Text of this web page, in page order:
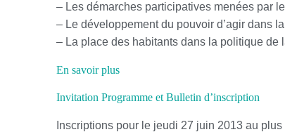
– Les démarches participatives menées par
– Le développement du pouvoir d’agir dans
– La place des habitants dans la politique de
En savoir plus
Invitation Programme et Bulletin d’inscription
Inscriptions pour le jeudi 27 juin 2013 au plus